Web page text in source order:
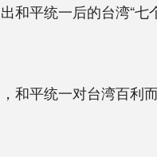
平统一后的台湾“七
平统一对台湾百利而